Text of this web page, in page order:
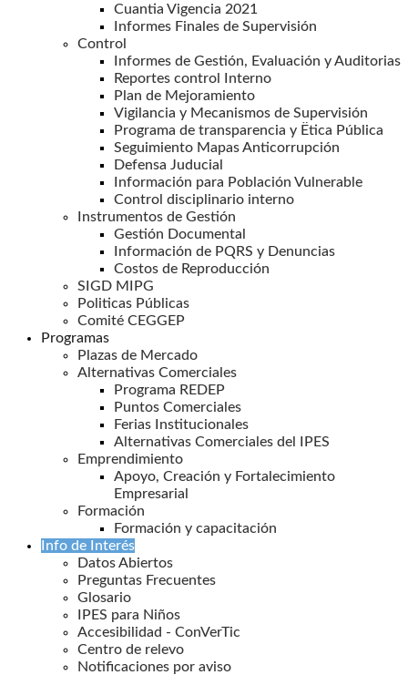
Cuantia Vigencia 2021
Informes Finales de Supervisión
Control
Informes de Gestión, Evaluación y Auditorias
Reportes control Interno
Plan de Mejoramiento
Vigilancia y Mecanismos de Supervisión
Programa de transparencia y Ëtica Pública
Seguimiento Mapas Anticorrupción
Defensa Juducial
Información para Población Vulnerable
Control disciplinario interno
Instrumentos de Gestión
Gestión Documental
Información de PQRS y Denuncias
Costos de Reproducción
SIGD MIPG
Politicas Públicas
Comité CEGGEP
Programas
Plazas de Mercado
Alternativas Comerciales
Programa REDEP
Puntos Comerciales
Ferias Institucionales
Alternativas Comerciales del IPES
Emprendimiento
Apoyo, Creación y Fortalecimiento
Empresarial
Formación
Formación y capacitación
Info de Interés
Datos Abiertos
Preguntas Frecuentes
Glosario
IPES para Niños
Accesibilidad - ConVerTic
Centro de relevo
Notificaciones por aviso